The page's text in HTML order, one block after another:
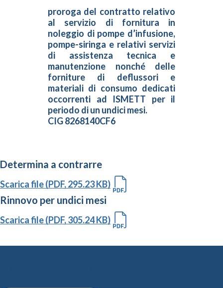
proroga del contratto relativo
al servizio di fornitura in
noleggio di pompe d’infusione,
pompe-siringa e relativi servizi
di assistenza tecnica e
manutenzione nonché delle
forniture di deflussori e
materiali di consumo dedicati
occorrenti ad ISMETT per il
periodo di un undici mesi.
CIG 8268140CF6
Determina a contrarre
Scarica file (PDF, 295.23 KB)
Rinnovo per undici mesi
Scarica file (PDF, 305.24 KB)